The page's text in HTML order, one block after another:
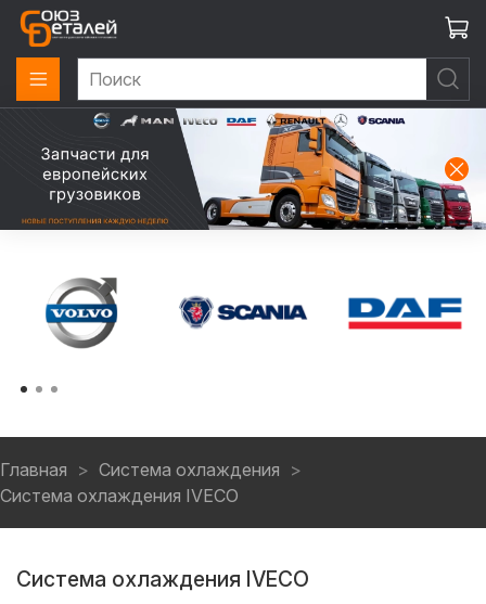
Главная
Система охлаждения
Система охлаждения IVECO
Система охлаждения IVECO